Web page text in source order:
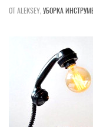
ОТ ALEKSEY,УБОРКА